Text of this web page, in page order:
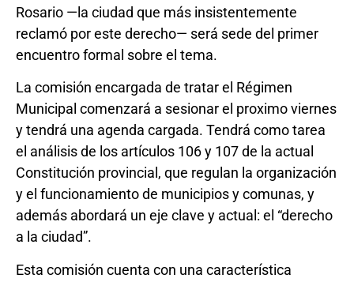
Rosario —la ciudad que más insistentemente
reclamó por este derecho— será sede del primer
encuentro formal sobre el tema.
La comisión encargada de tratar el Régimen
Municipal comenzará a sesionar el proximo viernes
y tendrá una agenda cargada. Tendrá como tarea
el análisis de los artículos 106 y 107 de la actual
Constitución provincial, que regulan la organización
y el funcionamiento de municipios y comunas, y
además abordará un eje clave y actual: el “derecho
a la ciudad”.
Esta comisión cuenta con una característica